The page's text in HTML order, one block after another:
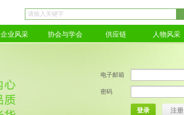
企业风采 协会与学会 供应链 人物风采
电子邮箱
密码
登录 注册